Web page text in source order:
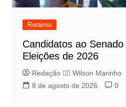
Roraima
Candidatos ao
Eleições de 2026
Redação 👨‍⚖️​ Wilson Marinho
8 de agosto de 2026
0